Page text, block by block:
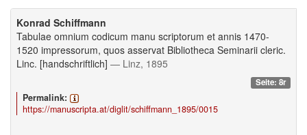
Konrad Schiffmann
Tabulae omnium codicum manu scriptorum et annis 1470-
1520 impressorum, quos asservat Bibliotheca Seminarii cleric.
Linc. [handschriftlich] — Linz, 1895
Seite: 8r
Permalink:
https://manuscripta.at/diglit/schiffmann_1895/0015